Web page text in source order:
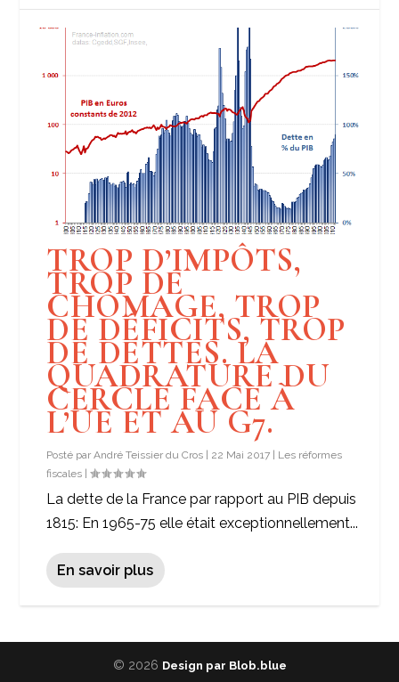
TROP D’IMPÔTS,
TROP DE
CHÔMAGE, TROP
DE DÉFICITS, TROP
DE DETTES. LA
QUADRATURE DU
CERCLE FACE À
L’UE ET AU G7.
Posté parAndré Teissier du Cros | 22 Mai 2017 | Les réformes
fiscales |
La dette de la France par rapport au PIB depuis
1815: En 1965-75 elle était exceptionnellement...
En savoir plus
© 2026 Design par Blob.blue